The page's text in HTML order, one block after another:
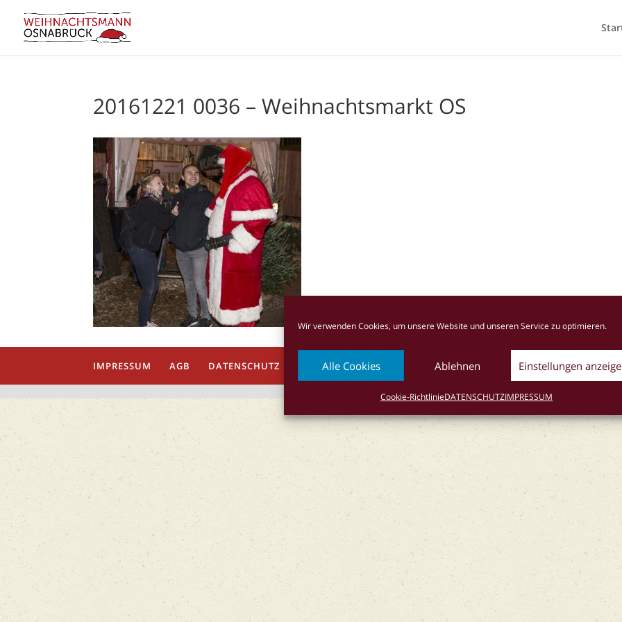
Wir verwenden Cookies, um unsere Website und unseren Service zu optimieren.
Alle Cookies Ablehnen Einstellungen
Cookie-RichtlinieDATENSCHUTZIMPRESSUM
20161221 0036 – Weihnachtsmarkt OS
IMPRESSUM AGB DATENSCHUTZ Cookie-Richtlinie (EU)